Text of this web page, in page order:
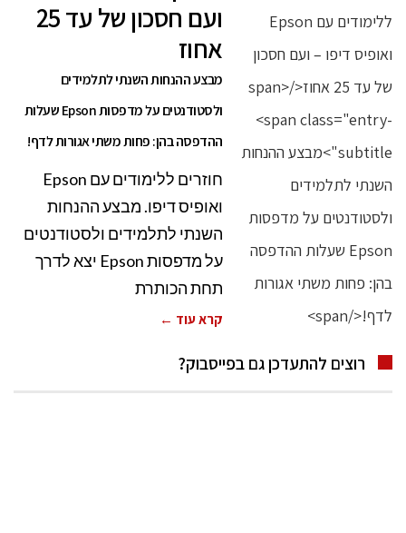
ועם חסכון של עד 25
אחוז
מבצע ההנחות השנתי לתלמידים
ולסטודנטים על מדפסות Epson שעלות
ההדפסה בהן: פחות משתי אגורות לדף!
חוזרים ללימודים עם Epson
ואופיס דיפו. מבצע ההנחות
השנתי לתלמידים ולסטודנטים
על מדפסות Epson יצא לדרך
תחת הכותרת
קרא עוד ←
רוצים להתעדכן גם בפייסבוק?